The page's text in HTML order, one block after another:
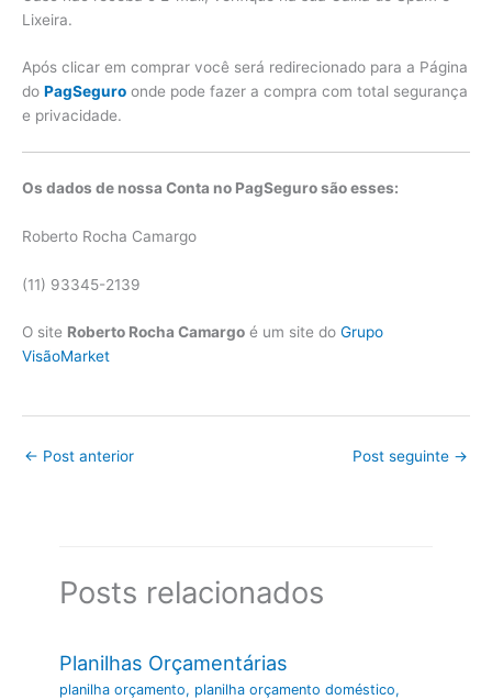
Lixeira.
Após clicar em comprar você será redirecionado para a Página
do PagSeguro onde pode fazer a compra com total segurança
e privacidade.
Os dados de nossa Conta no PagSeguro são esses:
Roberto Rocha Camargo
(11) 93345-2139
O site Roberto Rocha Camargo é um site do Grupo
VisãoMarket
← Post anterior Post seguinte →
Posts relacionados
Planilhas Orçamentárias
planilha orçamento, planilha orçamento doméstico,